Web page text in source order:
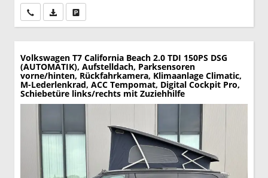
Wir rufen Sie anPDF-Datei, Fahrzeugexposé drucken
Volkswagen T7 California Beach 2.0 TDI 150PS DSG
(AUTOMATIK), Aufstelldach, Parksensoren
vorne/hinten, Rückfahrkamera, Klimaanlage Climatic,
M-Lederlenkrad, ACC Tempomat, Digital Cockpit Pro,
Schiebetüre links/rechts mit Zuziehhilfe